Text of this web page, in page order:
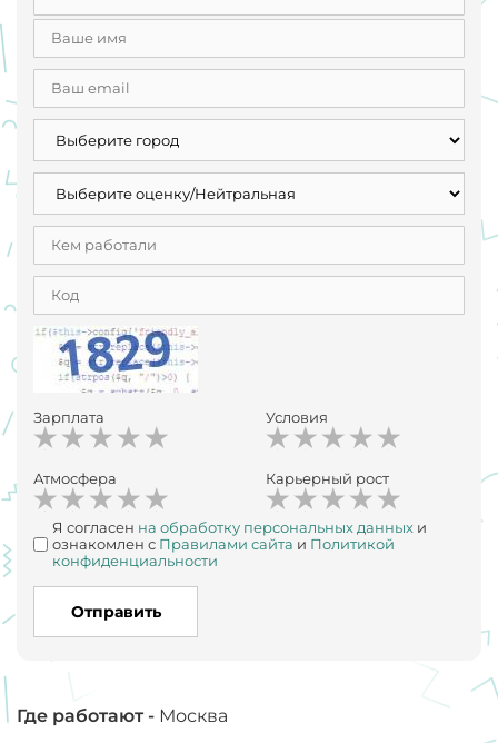
Зарплата Условия
Атмосфера Карьерный рост
Я согласен на обработку персональных данных и
ознакомлен с Правилами сайта и Политикой
конфиденциальности
Отправить
Где работают - Москва